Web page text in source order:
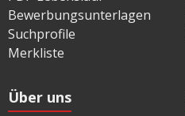
Bewerbungsunterlagen
Suchprofile
Merkliste
Über uns